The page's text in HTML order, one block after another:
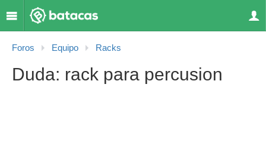
Foros Equipo Racks
Duda: rack para percusion